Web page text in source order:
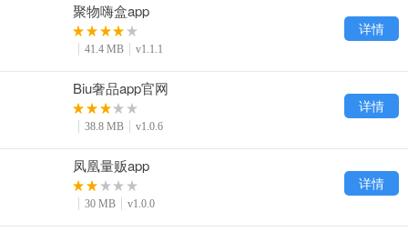
聚物嗨盒app
41.4 MB v1.1.1
详情
Biu奢品app官网
38.8 MB v1.0.6
详情
凤凰量贩app
30 MB v1.0.0
详情